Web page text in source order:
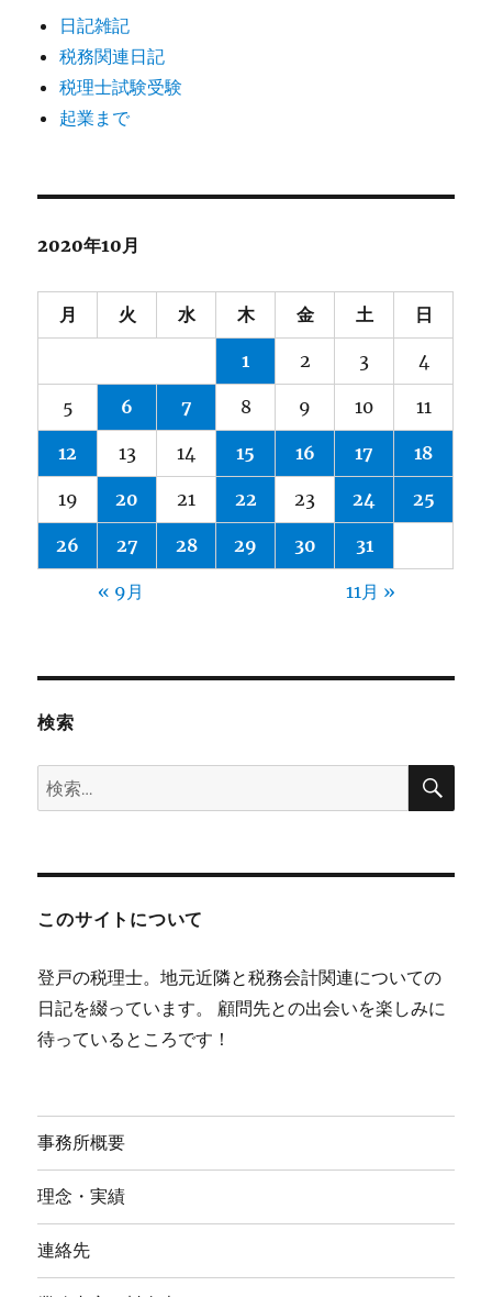
日記雑記
税務関連日記
税理士試験受験
起業まで
2020年10月
月 火 水 木 金 土 日
1 2 3 4
5 6 7 8 9 10 11
12 13 14 15 16 17 18
19 20 21 22 23 24 25
26 27 28 29 30 31
« 9月 11月 »
検索
検
索:
検
このサイトについて
登戸の税理士。地元近隣と税務会計関連についての
日記を綴っています。 顧問先との出会いを楽しみに
待っているところです！
事務所概要
理念・実績
連絡先